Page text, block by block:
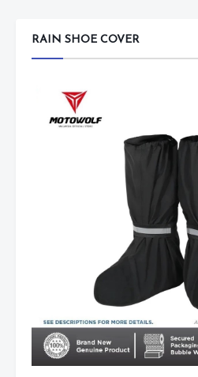
RAIN SHOE COVER